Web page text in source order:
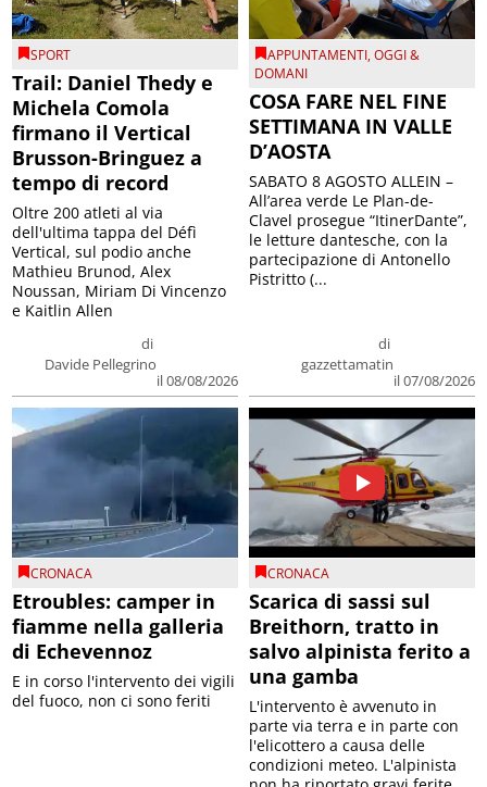
SPORT
Trail: Daniel Thedy e
Michela Comola
firmano il Vertical
Brusson-Bringuez a
tempo di record
di
Davide Pellegrino
il 08/08/2026
Oltre 200 atleti al via
dell'ultima tappa del Défì
Vertical, sul podio anche
Mathieu Brunod, Alex
Noussan, Miriam Di Vincenzo
e Kaitlin Allen
APPUNTAMENTI,OGGI &
DOMANI
COSA FARE NEL FINE
SETTIMANA IN VALLE
D’AOSTA
di
gazzettamatin
il 07/08/2026
SABATO 8 AGOSTO ALLEIN –
All’area verde Le Plan-de-
Clavel prosegue “ItinerDante”,
le letture dantesche, con la
partecipazione di Antonello
Pistritto (...
CRONACA
Etroubles: camper in
fiamme nella galleria
di Echevennoz
E in corso l'intervento dei vigili
del fuoco, non ci sono feriti
CRONACA
Scarica di sassi sul
Breithorn, tratto in
salvo alpinista ferito a
una gamba
L'intervento è avvenuto in
parte via terra e in parte con
l'elicottero a causa delle
condizioni meteo. L'alpinista